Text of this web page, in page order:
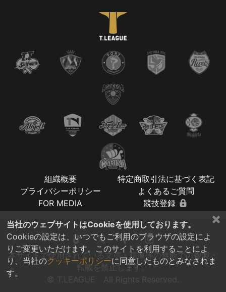
組織概要
特定商取引法に基づく表記
プライバシーポリシー
よくあるご質問
FOR MEDIA
競技登録
本サイトで使用されている文章・画像等の無断での複製・
転載を禁止します。
© T.LEAGUE All Rights Reserved.
×
当社のウェブサイトはCookieを使用しております。
Cookieの設定は、いつでもご利用のブラウザの設定によ
りご変更いただけます。このサイトを利用することによ
り、当社のクッキーポリシーに同意したものとみなされま
す。